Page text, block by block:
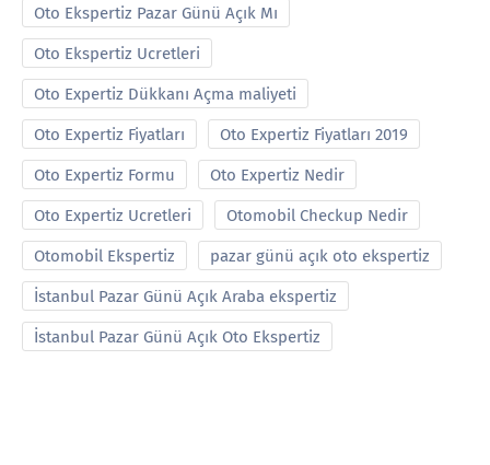
Oto Ekspertiz Pazar Günü Açık Mı
Oto Ekspertiz Ucretleri
Oto Expertiz Dükkanı Açma maliyeti
Oto Expertiz Fiyatları Oto Expertiz Fiyatları 2019
Oto Expertiz Formu Oto Expertiz Nedir
Oto Expertiz Ucretleri Otomobil Checkup Nedir
Otomobil Ekspertiz pazar günü açık oto ekspertiz
İstanbul Pazar Günü Açık Araba ekspertiz
İstanbul Pazar Günü Açık Oto Ekspertiz